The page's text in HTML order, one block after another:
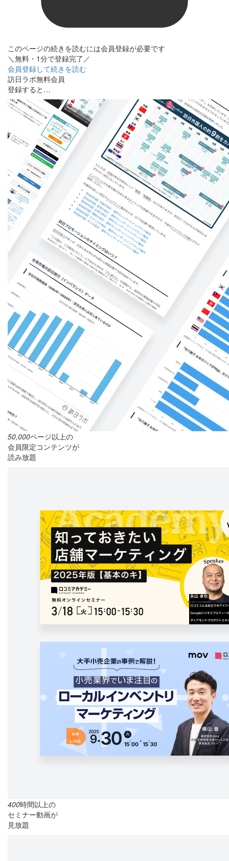
このページの続きを読むには会員登録が必要です
＼無料・1分で登録完了／
会員登録して続きを読む
訪日ラボ無料会員
登録すると…
50,000ページ以上の
会員限定コンテンツが
読み放題
400時間以上の
セミナー動画が
見放題